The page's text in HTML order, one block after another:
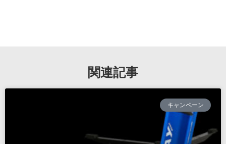
関連記事
キャンペーン